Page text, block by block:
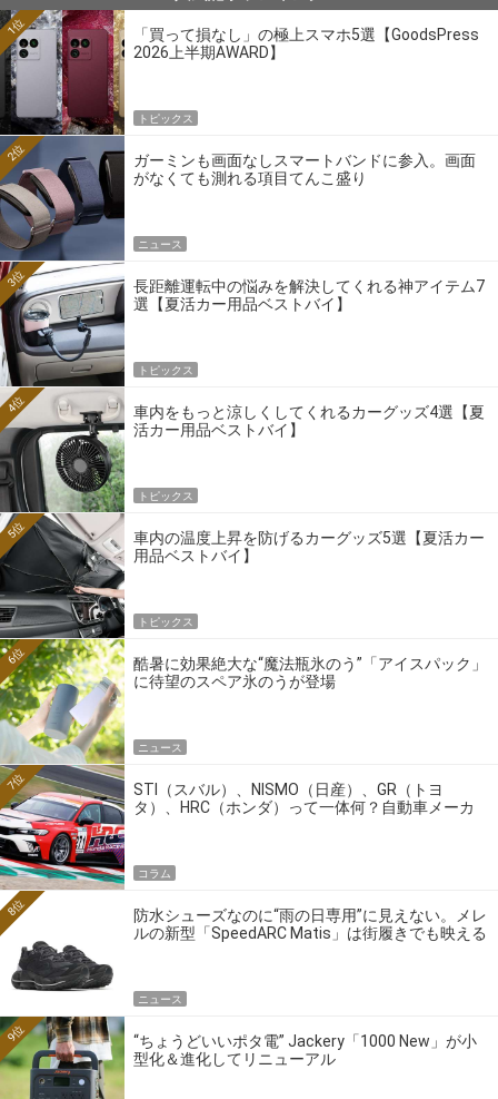
「買って損なし」の極上スマホ5選【GoodsPress
2026上半期AWARD】
1位
トピックス
ガーミンも画面なしスマートバンドに参入。画面
がなくても測れる項目てんこ盛り
2位
ニュース
長距離運転中の悩みを解決してくれる神アイテム7
選【夏活カー用品ベストバイ】
3位
トピックス
車内をもっと涼しくしてくれるカーグッズ4選【夏
活カー用品ベストバイ】
4位
トピックス
車内の温度上昇を防げるカーグッズ5選【夏活カー
用品ベストバイ】
5位
トピックス
酷暑に効果絶大な“魔法瓶氷のう”「アイスパック」
に待望のスペア氷のうが登場
6位
ニュース
STI（スバル）、NISMO（日産）、GR（トヨ
タ）、HRC（ホンダ）って一体何？自動車メーカ
7位
コラム
防水シューズなのに“雨の日専用”に見えない。メレ
ルの新型「SpeedARC Matis」は街履きでも映える
8位
ニュース
“ちょうどいいポタ電” Jackery「1000 New」が小
型化＆進化してリニューアル
9位